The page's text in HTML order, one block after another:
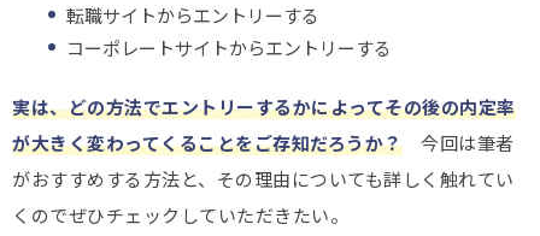
転職サイトからエントリーする
コーポレートサイトからエントリーする
実は、どの方法でエントリーするかによってその後の内定率
が大きく変わってくることをご存知だろうか？今回は筆者
がおすすめする方法と、その理由についても詳しく触れてい
くのでぜひチェックしていただきたい。